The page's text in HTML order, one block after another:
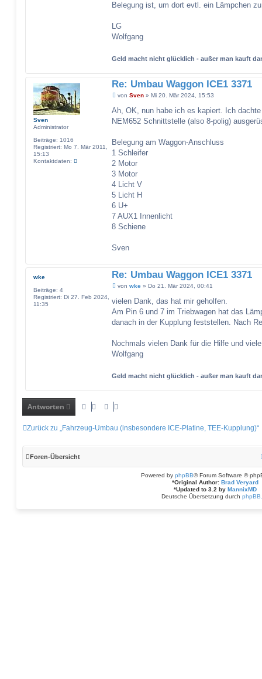
Belegung ist, um dort evtl. ein Lämpchen
LG
Wolfgang
Geld macht nicht glücklich - außer man kauft
Sven
Administrator
Beiträge: 1016
Registriert: Mo 7. Mär 2011,
15:13
Kontaktdaten:
S
Re: Umbau Waggon ICE1 3371
B
i
r
vonSven »Mi 20. Mär 2024, 15:53
Ah, OK, nun habe ich es kapiert. Ich
NEM652 Schnittstelle (also 8-polig)
Belegung am Waggon-Anschluss
1 Schleifer
2 Motor
3 Motor
4 Licht V
5 Licht H
6 U+
7 AUX1 Innenlicht
8 Schiene
Sven
wke
Beiträge: 4
Registriert: Di 27. Feb 2024,
11:35
Re: Umbau Waggon ICE1 3371
B
i
r
a
vonwke »Do 21. Mär 2024, 00:41
vielen Dank, das hat mir geholfen.
Am Pin 6 und 7 im Triebwagen hat das
danach in der Kupplung feststellen. Nach
Nochmals vielen Dank für die Hilfe und
Wolfgang
Geld macht nicht glücklich - außer man kauft
Antworten
Zurück zu „Fahrzeug-Umbau (insbesondere ICE-Platine, TEE-Kupplung)“
Foren-Übersicht
Powered by phpBB® Forum Software ©
*Original Author: Brad Veryard
*Updated to 3.2 by MannixMD
Deutsche Übersetzung durch